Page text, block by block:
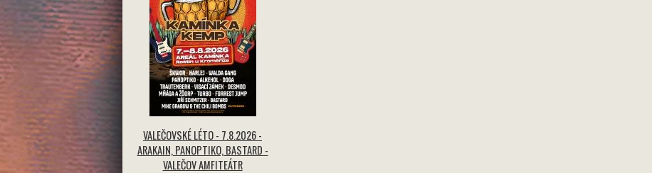
VALEČOVSKÉ LÉTO - 7.8.2026 -
ARAKAIN, PANOPTIKO, BASTARD -
VALEČOV AMFITEÁTR